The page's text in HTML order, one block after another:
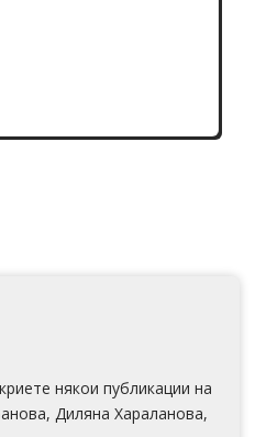
някои публикации на
Диляна Хараланова,